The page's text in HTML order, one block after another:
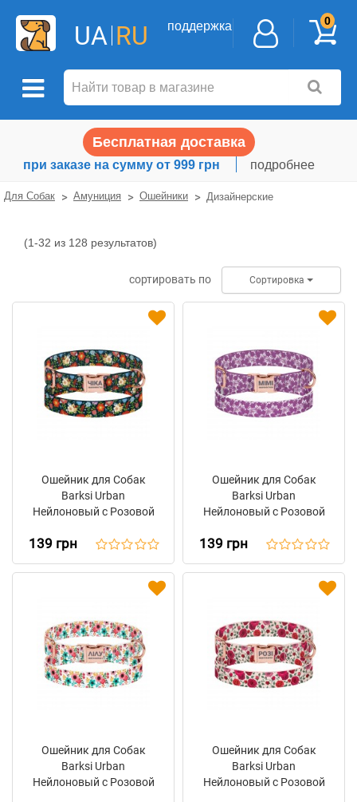
UA RU поддержка 0
Бесплатная доставка
при заказе на сумму от 999 грн подробнее
Для Собак Амуниция Ошейники Дизайнерские
Дизайнерские
(1-32 из 128 результатов)
сортировать по Сортировка
Ошейник для Собак
Barksi Urban
Нейлоновый с Розовой
Пряжкой Цветы Черный
139 грн
Ошейник для Собак
Barksi Urban
Нейлоновый с Розовой
Пряжкой Цветы
139 грн
Ошейник для Собак
Barksi Urban
Нейлоновый с Розовой
Ошейник для Собак
Barksi Urban
Нейлоновый с Розовой